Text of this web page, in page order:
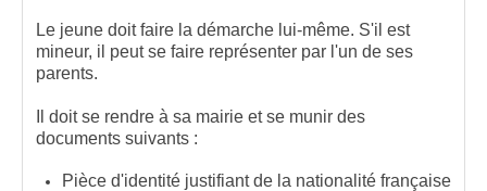
Le jeune doit faire la démarche lui-même. S'il est
mineur, il peut se faire représenter par l'un de ses
parents.
Il doit se rendre à sa mairie et se munir des
documents suivants :
Pièce d'identité justifiant de la nationalité française